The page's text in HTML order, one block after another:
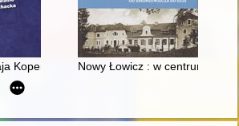
Kopernika z rodu ŚlązakaNowy Łowicz : w centrum